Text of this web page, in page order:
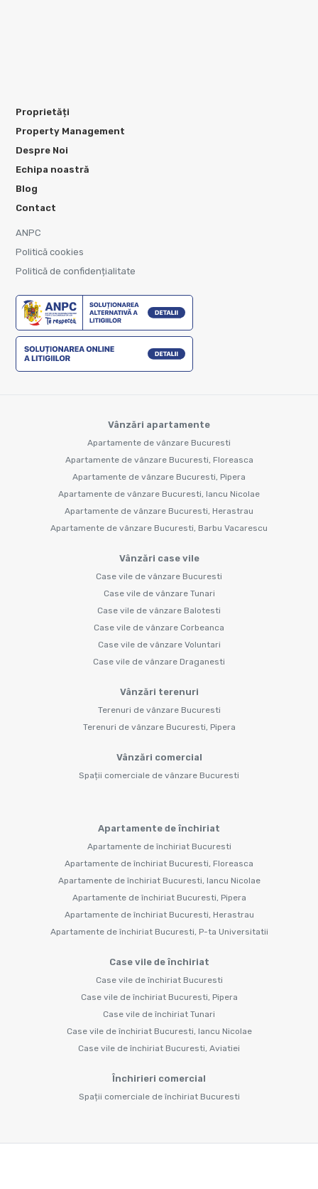
Proprietăți
Property Management
Despre Noi
Echipa noastră
Blog
Contact
ANPC
Politică cookies
Politică de confidențialitate
Vânzări apartamente
Apartamente de vânzare Bucuresti
Apartamente de vânzare Bucuresti, Floreasca
Apartamente de vânzare Bucuresti, Pipera
Apartamente de vânzare Bucuresti, Iancu Nicolae
Apartamente de vânzare Bucuresti, Herastrau
Apartamente de vânzare Bucuresti, Barbu Vacarescu
Vânzări case vile
Case vile de vânzare Bucuresti
Case vile de vânzare Tunari
Case vile de vânzare Balotesti
Case vile de vânzare Corbeanca
Case vile de vânzare Voluntari
Case vile de vânzare Draganesti
Vânzări terenuri
Terenuri de vânzare Bucuresti
Terenuri de vânzare Bucuresti, Pipera
Vânzări comercial
Spații comerciale de vânzare Bucuresti
Apartamente de închiriat
Apartamente de închiriat Bucuresti
Apartamente de închiriat Bucuresti, Floreasca
Apartamente de închiriat Bucuresti, Iancu Nicolae
Apartamente de închiriat Bucuresti, Pipera
Apartamente de închiriat Bucuresti, Herastrau
Apartamente de închiriat Bucuresti, P-ta Universitatii
Case vile de închiriat
Case vile de închiriat Bucuresti
Case vile de închiriat Bucuresti, Pipera
Case vile de închiriat Tunari
Case vile de închiriat Bucuresti, Iancu Nicolae
Case vile de închiriat Bucuresti, Aviatiei
Închirieri comercial
Spații comerciale de închiriat Bucuresti